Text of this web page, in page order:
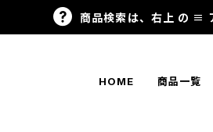
商品検索は、右上 の ≡
HOME 商品一覧